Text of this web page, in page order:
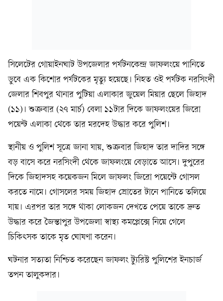
সিলেটের গোয়াইনঘাট উপজেলার পর্যটনকেন্দ্র জাফলংয়ে পানিতে
ডুবে এক কিশোর পর্যটকের মৃত্যু হয়েছে। নিহত ওই পর্যটক নরসিংদী
জেলার শিবপুর থানার পুটিয়া এলাকার জুয়েল মিয়ার ছেলে জিহাদ
(১১)। শুক্রবার (২৭ মার্চ) বেলা ১১টার দিকে জাফলংয়ের জিরো
পয়েন্ট এলাকা থেকে তার মরদেহ উদ্ধার করে পুলিশ।
স্থানীয় ও পুলিশ সূত্রে জানা যায়, শুক্রবার জিহাদ তার দাদির সঙ্গে
বড় বাসে করে নরসিংদী থেকে জাফলংয়ে বেড়াতে আসে। দুপুরের
দিকে জিহাদসহ কয়েকজন মিলে জাফলং জিরো পয়েন্টে গোসল
করতে নামে। গোসলের সময় জিহাদ স্রোতের টানে পানিতে তলিয়ে
যায়। এরপর তার সঙ্গে থাকা লোকজন দেখতে পেয়ে তাকে দ্রুত
উদ্ধার করে জৈন্তাপুর উপজেলা স্বাস্থ্য কমপ্লেক্সে নিয়ে গেলে
চিকিৎসক তাকে মৃত ঘোষণা করেন।
ঘটনার সত্যতা নিশ্চিত করেছেন জাফলং ট্যুরিস্ট পুলিশের ইনচার্জ
তপন তালুকদার।